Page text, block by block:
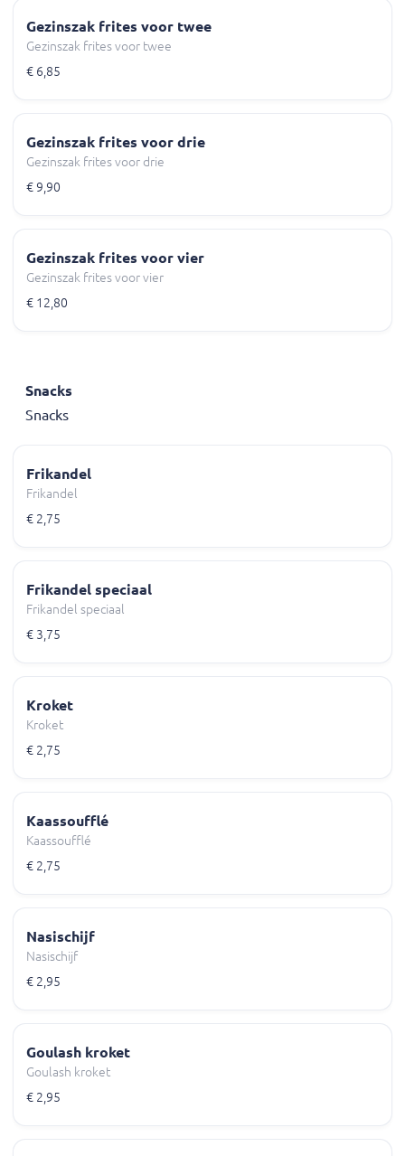
Gezinszak frites voor twee
Gezinszak frites voor twee
€ 6,85
Gezinszak frites voor drie
Gezinszak frites voor drie
€ 9,90
Gezinszak frites voor vier
Gezinszak frites voor vier
€ 12,80
Snacks
Snacks
Frikandel
Frikandel
€ 2,75
Frikandel speciaal
Frikandel speciaal
€ 3,75
Kroket
Kroket
€ 2,75
Kaassoufflé
Kaassoufflé
€ 2,75
Nasischijf
Nasischijf
€ 2,95
Goulash kroket
Goulash kroket
€ 2,95